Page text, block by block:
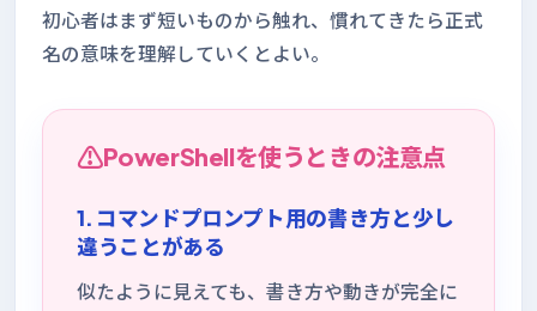
初心者はまず短いものから触れ、慣れてきたら正式
名の意味を理解していくとよい。
PowerShellを使うときの注意点
1. コマンドプロンプト用の書き方と少し
違うことがある
似たように見えても、書き方や動きが完全に